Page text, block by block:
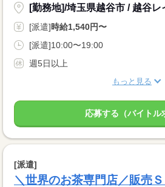
[勤務地]/埼玉県越谷市 / 越谷レ
[派遣]時給1,540円〜
[派遣]10:00〜19:00
週5日以上
もっと見る
応募する（バイトル
[派遣]
＼世界のお茶専門店／販売